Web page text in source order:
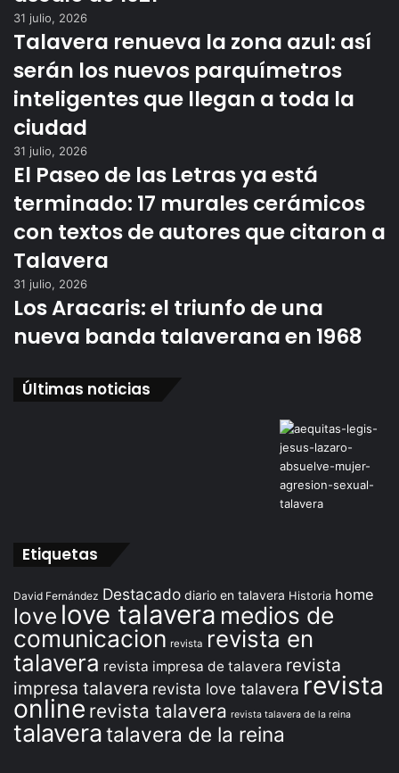
31 julio, 2026
Talavera renueva la zona azul: así
serán los nuevos parquímetros
inteligentes que llegan a toda la
ciudad
31 julio, 2026
El Paseo de las Letras ya está
terminado: 17 murales cerámicos
con textos de autores que citaron a
Talavera
31 julio, 2026
Los Aracaris: el triunfo de una
nueva banda talaverana en 1968
Últimas noticias
Etiquetas
David Fernández Destacado diario en talavera Historia home
love love talavera medios de
comunicacion revista revista en
talavera revista impresa de talavera revista
impresa talavera revista love talavera revista
online revista talavera revista talavera de la reina
talaveratalavera de la reina